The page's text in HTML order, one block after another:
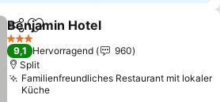
TeilenZu Favoriten hinzufügen
Benjamin Hotel
3 Sterne
9,1 Hervorragend
960
Split
Familienfreundliches Restaurant mit lokaler
Küche